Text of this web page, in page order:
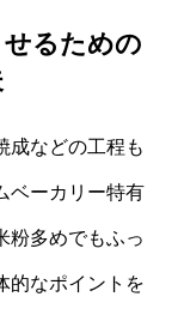
るための
成などの工程も
ベーカリー特有
粉多めでもふっ
的なポイントを